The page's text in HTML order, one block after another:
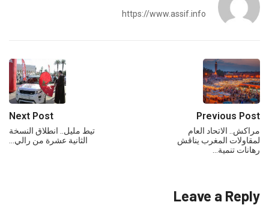
https://www.assif.info
Previous Post
مراكش.. الاتحاد العام
لمقاولات المغرب يناقش
رهانات تنمية…
Next Post
تيط مليل.. انطلاق النسخة
الثانية عشرة من رالي…
Leave a Reply